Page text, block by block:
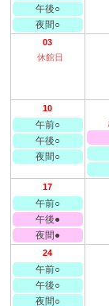
午後○
夜間○
03
休館日
10
午前○
午後○
夜間○
17
午前○
午後●
夜間●
24
午前○
午後○
夜間○